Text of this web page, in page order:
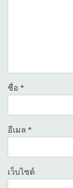
ชื่อ *
อีเมล *
เว็บไซต์